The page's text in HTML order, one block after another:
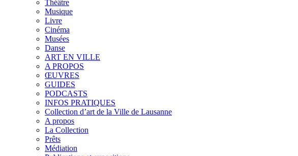
Théâtre
Musique
Livre
Cinéma
Musées
Danse
ART EN VILLE
A PROPOS
ŒUVRES
GUIDES
PODCASTS
INFOS PRATIQUES
Collection d’art de la Ville de Lausanne
A propos
La Collection
Prêts
Médiation